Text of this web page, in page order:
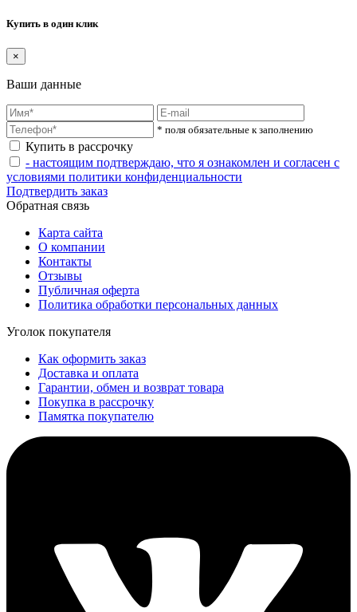
Купить в один клик
×
Ваши данные
* поля обязательные к заполнению
Купить в рассрочку
- настоящим подтверждаю, что я ознакомлен и согласен с
условиями политики конфиденциальности
Подтвердить заказ
Обратная связь
Карта сайта
О компании
Контакты
Отзывы
Публичная оферта
Политика обработки персональных данных
Уголок покупателя
Как оформить заказ
Доставка и оплата
Гарантии, обмен и возврат товара
Покупка в рассрочку
Памятка покупателю